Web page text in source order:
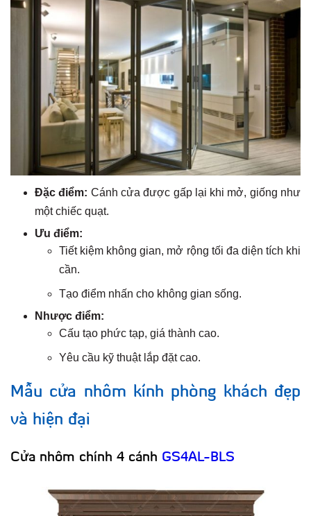
Đặc điểm: Cánh cửa được gấp lại khi mở, giống như
một chiếc quạt.
Ưu điểm:
Tiết kiệm không gian, mở rộng tối đa diện tích khi
cần.
Tạo điểm nhấn cho không gian sống.
Nhược điểm:
Cấu tạo phức tạp, giá thành cao.
Yêu cầu kỹ thuật lắp đặt cao.
Mẫu cửa nhôm kính phòng khách đẹp
và hiện đại
Cửa nhôm chính 4 cánh GS4AL-BLS